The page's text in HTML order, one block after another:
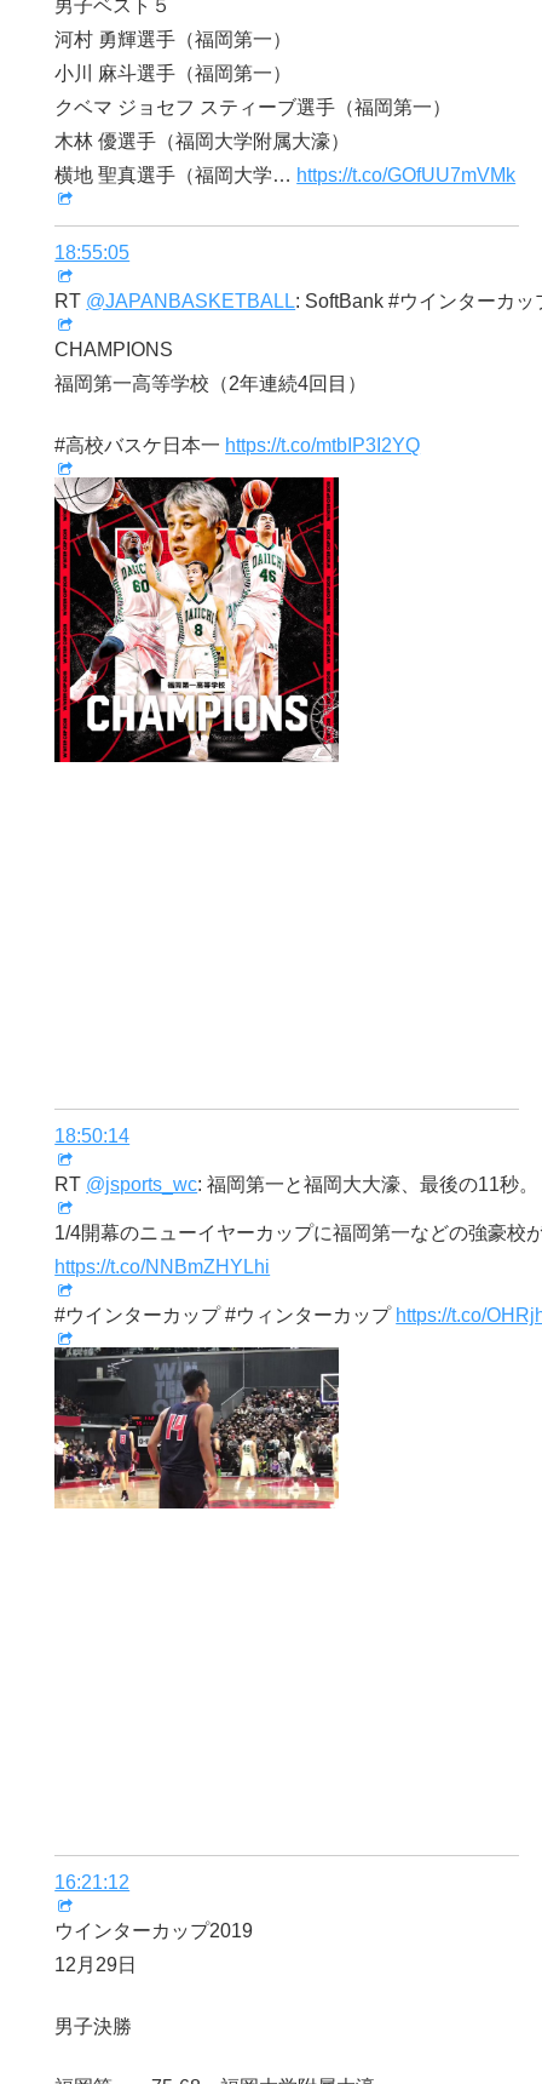
男子ベスト５
河村 勇輝選手（福岡第一）
小川 麻斗選手（福岡第一）
クベマ ジョセフ スティーブ選手（福岡第一）
木林 優選手（福岡大学附属大濠）
横地 聖真選手（福岡大学… https://t.co/GOfUU7mVMk
18:55:05
RT @JAPANBASKETBALL: SoftBank #ウインターカッ
CHAMPIONS
福岡第一高等学校（2年連続4回目）
#高校バスケ日本一 https://t.co/mtbIP3I2YQ
18:50:14
RT @jsports_wc: 福岡第一と福岡大大濠、最後の11秒。
1/4開幕のニューイヤーカップに福岡第一などの強豪校
https://t.co/NNBmZHYLhi
#ウインターカップ #ウィンターカップ https://t.co/
16:21:12
ウインターカップ2019
12月29日
男子決勝